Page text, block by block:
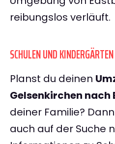
reibungslos verläuft.
SCHULEN UND
Planst du deinen
Gelsenkirchen nach
deiner Familie?
auch auf der Suche